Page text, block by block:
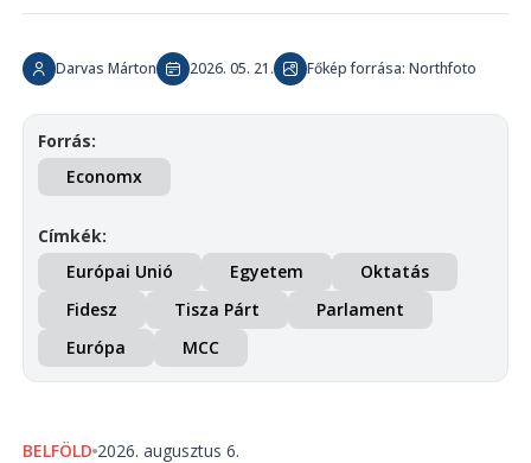
Darvas Márton 2026. 05. 21. Főkép forrása: Northfoto
Forrás:
Economx
Címkék:
Európai Unió
Egyetem
Oktatás
Fidesz
Tisza Párt
Parlament
Európa
MCC
BELFÖLD 2026. augusztus 6.